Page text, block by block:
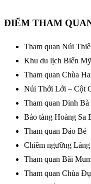
ĐIỂM THAM
Tham quan Núi
Khu du lịch Biển
Tham quan Chùa
Núi Thới Lới – Cột
Tham quan Dinh Bà
Bảo tàng Hoàng Sa
Tham quan Đảo Bé
Chiêm ngưỡng
Tham quan Bãi
Tham quan Chùa